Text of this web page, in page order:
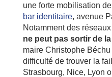
une forte mobilisation
bar identitaire, avenue
Notamment des
ne peut pas sortir de
maire Christophe
difficulté de trouver la
Strasbourg, Nice, Lyon